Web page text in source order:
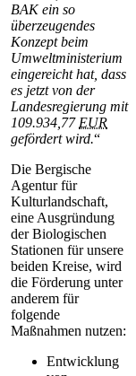
BAK ein so
überzeugendes
Konzept beim
Umweltministerium
eingereicht hat, dass
es jetzt von der
Landesregierung mit
109.934,77 EUR
gefördert wird.“
Die Bergische
Agentur für
Kulturlandschaft,
eine Ausgründung
der Biologischen
Stationen für unsere
beiden Kreise, wird
die Förderung unter
anderem für
folgende
Maßnahmen nutzen:
Entwicklung